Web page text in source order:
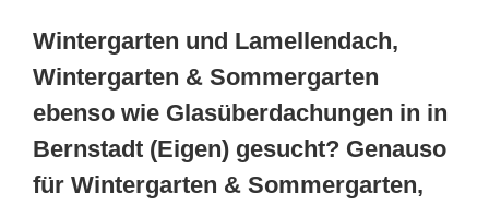
Wintergarten und Lamellendach,
Wintergarten & Sommergarten
ebenso wie Glasüberdachungen in in
Bernstadt (Eigen) gesucht? Genauso
für Wintergarten & Sommergarten,